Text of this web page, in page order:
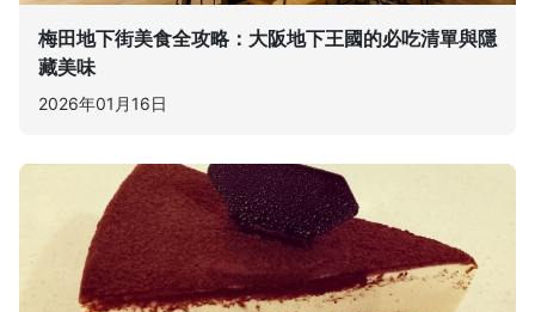
梅田地下街美食全攻略：大阪地下王國的必吃清單與隱
藏美味
2026年01月16日